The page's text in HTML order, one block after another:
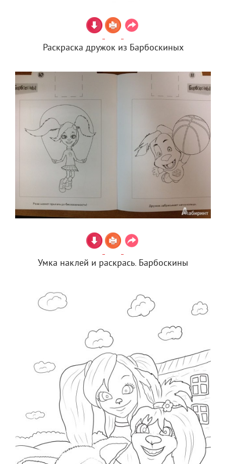
Раскраска дружок из Барбоскиных
Умка наклей и раскрась. Барбоскины